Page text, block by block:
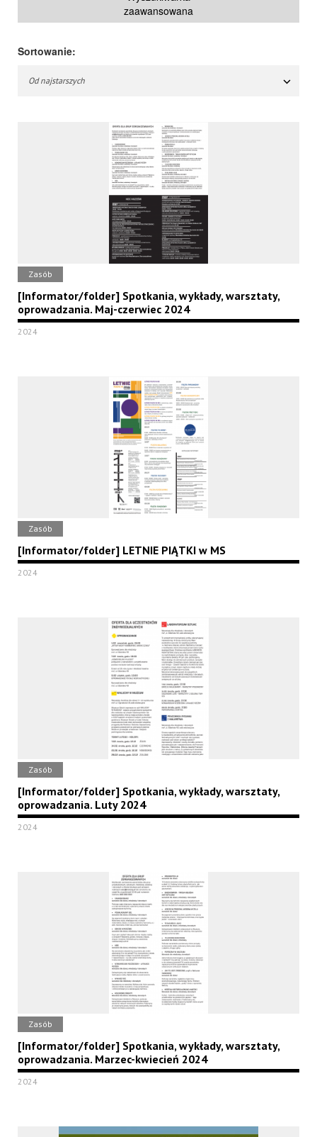
zaawansowana
Sortowanie:
Od najstarszych
Zasób
[Informator/folder] Spotkania, wykłady, warsztaty,
oprowadzania. Maj-czerwiec 2024
2024
Zasób
[Informator/folder] LETNIE PIĄTKI w MS
2024
Zasób
[Informator/folder] Spotkania, wykłady, warsztaty,
oprowadzania. Luty 2024
2024
Zasób
[Informator/folder] Spotkania, wykłady, warsztaty,
oprowadzania. Marzec-kwiecień 2024
2024